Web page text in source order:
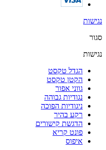
נגישות
סגור
נגישות
הגדל טקסט
הקטן טקסט
גווני אפור
נגודיות גבוהה
ניגודיות הפוכה
רקע בהיר
הדגשת קישורים
פונט קריא
איפוס